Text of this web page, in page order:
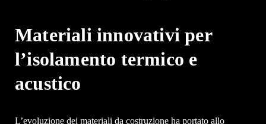
Materiali innovativi per
l’isolamento termico e
acustico
L’evoluzione dei materiali da costruzione ha portato allo